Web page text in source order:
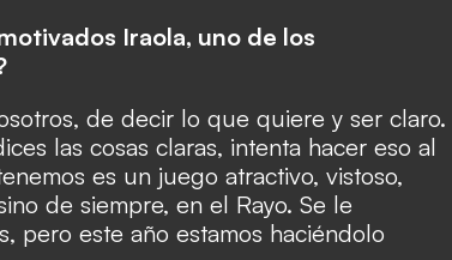
Iraola, uno de los
de decir lo que quiere y ser claro.
las cosas claras, intenta hacer eso al
es un juego atractivo, vistoso,
de siempre, en el Rayo. Se le
pero este año estamos haciéndolo